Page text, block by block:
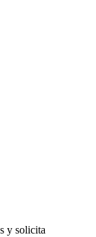
y solicita